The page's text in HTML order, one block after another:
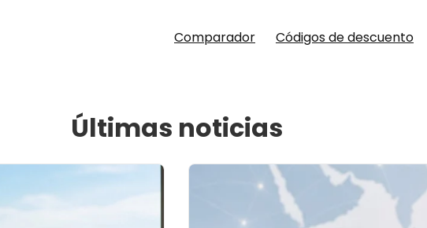
Comparador Códigos de descuento
Últimas noticias